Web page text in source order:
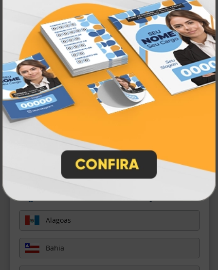
Santa Catarina
Região Centro-Oeste
- 933balcões na região centro-oeste.
Distrito Federal
Goiás
Mato Grosso
Mato Grosso do Sul
Região Nordeste
Alagoas
Bahia